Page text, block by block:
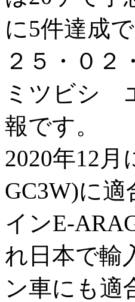
に5件達成で
２５・０２
ミツビシ
報です。
2020年12
GC3W)に
インE-
れ日本で輸
ン車にも適